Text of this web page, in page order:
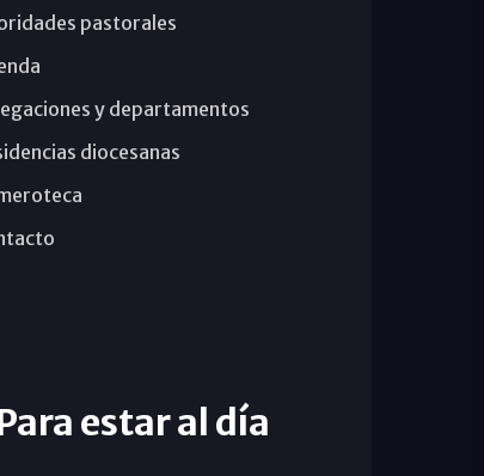
pastorales
y departamentos
diocesanas
estar al día